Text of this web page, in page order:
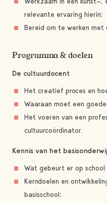
relevante ervaring hierin;
Bereid om te werken met
Programma & doelen
De cultuurdocent
Het creatief proces en
Waaraan moet een
Het voeren van een
cultuurcoördinator.
Kennis van het
Wat gebeurt er op
Kerndoelen en
basisschool;